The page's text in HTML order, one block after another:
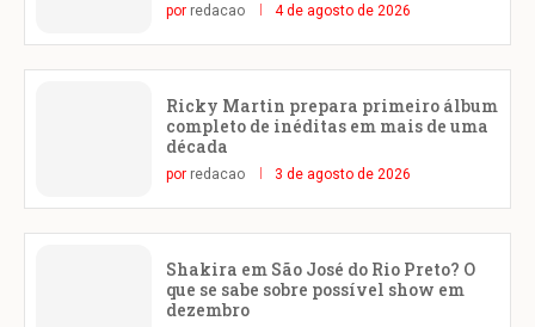
por redacao 4 de agosto de 2026
Ricky Martin prepara primeiro álbum
completo de inéditas em mais de uma
década
por redacao 3 de agosto de 2026
Shakira em São José do Rio Preto? O
que se sabe sobre possível show em
dezembro